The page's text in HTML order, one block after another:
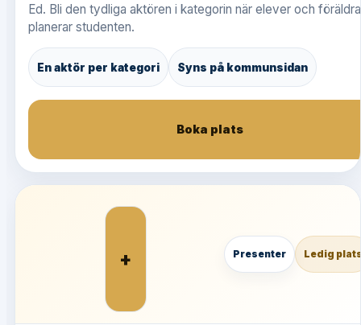
Ed. Bli den tydliga aktören i kategorin när elever och
planerar studenten.
En aktör per kategori Syns på kommunsidan
Boka plats
+ Presenter Ledig